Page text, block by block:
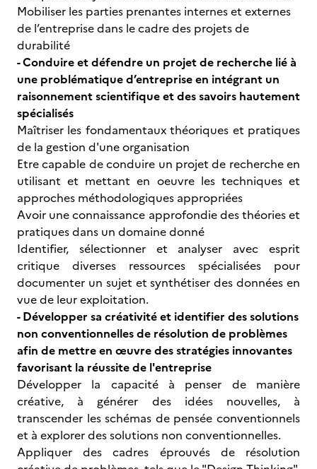
Mobiliser les parties prenantes internes et externes
de l’entreprise dans le cadre des projets de
durabilité
- Conduire et défendre un projet de recherche lié à
une problématique d’entreprise en intégrant un
raisonnement scientifique et des savoirs hautement
spécialisés
Maîtriser les fondamentaux théoriques et pratiques
de la gestion d'une organisation
Etre capable de conduire un projet de recherche en
utilisant et mettant en oeuvre les techniques et
approches méthodologiques appropriées
Avoir une connaissance approfondie des théories et
pratiques dans un domaine donné
Identifier, sélectionner et analyser avec esprit
critique diverses ressources spécialisées pour
documenter un sujet et synthétiser des données en
vue de leur exploitation.
- Développer sa créativité et identifier des solutions
non conventionnelles de résolution de problèmes
afin de mettre en œuvre des stratégies innovantes
favorisant la réussite de l'entreprise
Développer la capacité à penser de manière
créative, à générer des idées nouvelles, à
transcender les schémas de pensée conventionnels
et à explorer des solutions non conventionnelles.
Appliquer des cadres éprouvés de résolution